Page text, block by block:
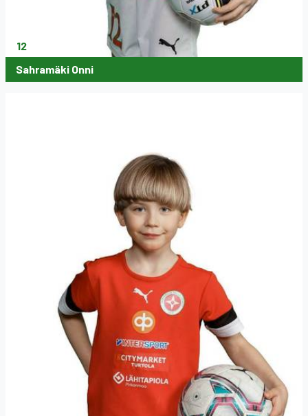
12
Sahramäki Onni